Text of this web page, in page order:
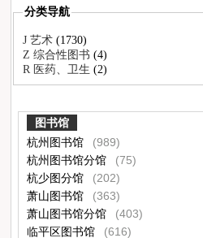
分类导航
J 艺术 (1730)
Z 综合性图书 (4)
R 医药、卫生 (2)
图书馆
杭州图书馆
(989)
杭州图书馆分馆
(75)
杭少图分馆
(202)
萧山图书馆
(363)
萧山图书馆分馆
(403)
临平区图书馆
(616)